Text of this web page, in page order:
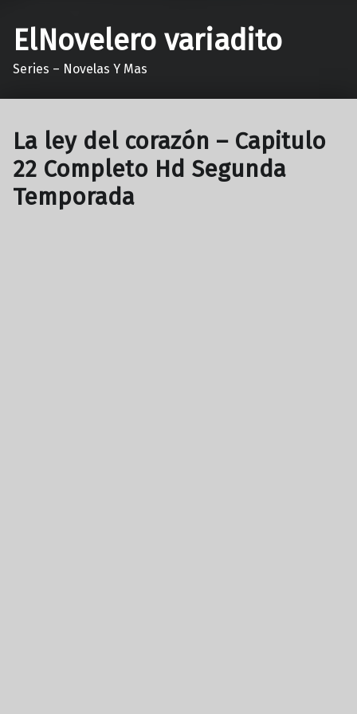
ElNovelero variadito
Series – Novelas Y Mas
La ley del corazón – Capitulo
22 Completo Hd Segunda
Temporada